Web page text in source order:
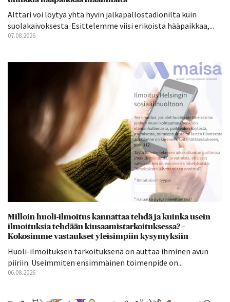
Alttari voi löytyä yhtä hyvin jalkapallostadionilta kuin
suolakaivoksesta. Esittelemme viisi erikoista hääpaikkaa,...
07.08.2026
Milloin huoli-ilmoitus kannattaa tehdä ja kuinka usein
ilmoituksia tehdään kiusaamistarkoituksessa? –
Kokosimme vastaukset yleisimpiin kysymyksiin
Huoli-ilmoituksen tarkoituksena on auttaa ihminen avun
piiriin. Useimmiten ensimmäinen toimenpide on...
06.08.2026